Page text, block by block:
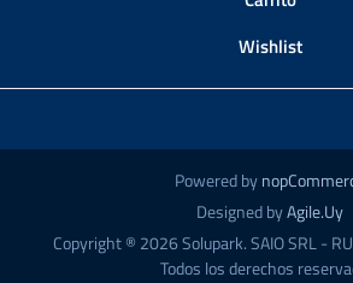
Wishlist
Powered by
Designed byAgile.Uy
Copyright ® 2026 Solupark. SAIO SRL -
Todos los derechos